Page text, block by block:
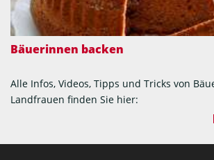
Bäuerinnen backen
Alle Infos, Videos, Tipps und Tricks von
Landfrauen finden Sie hier: